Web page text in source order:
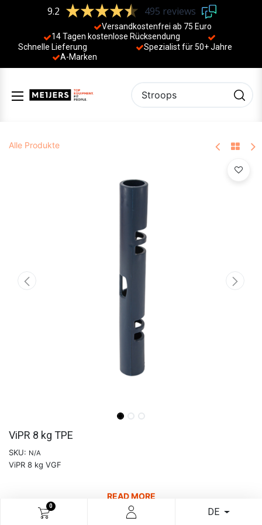
0
DE
9.2 495 reviews
Versandkostenfrei ab 75 Euro
14 Tagen kostenlose Rücksendung
Schnelle Lieferung
Spezialist für 50+ Jahre
A-Marken
Alle Produkte
ViPR 8 kg TPE
SKU: N/A
ViPR 8 kg VGF
READ MORE
188,39